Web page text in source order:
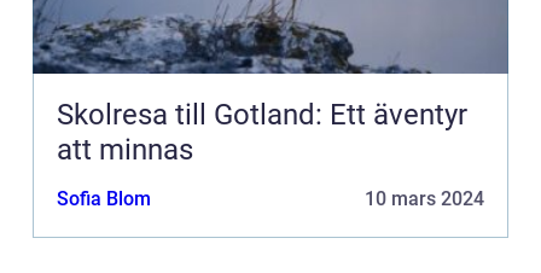
Skolresa till Gotland: Ett äventyr
att minnas
Sofia Blom 10 mars 2024